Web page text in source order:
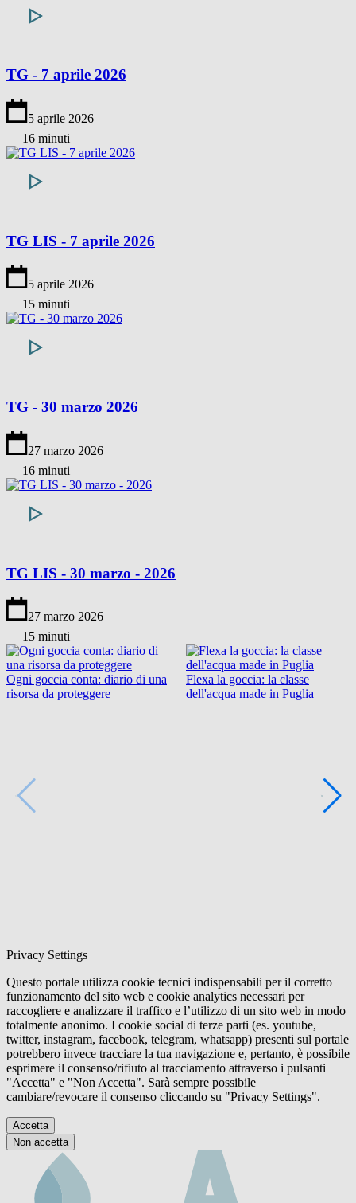
TG - 7 aprile 2026
5 aprile 2026
16 minuti
TG LIS - 7 aprile 2026
5 aprile 2026
15 minuti
TG - 30 marzo 2026
27 marzo 2026
16 minuti
TG LIS - 30 marzo - 2026
27 marzo 2026
15 minuti
Ogni goccia conta: diario di una
risorsa da proteggere
Flexa la goccia: la classe
dell'acqua made in Puglia
Privacy Settings
Questo portale utilizza cookie tecnici indispensabili per il corretto
funzionamento del sito web e cookie analytics necessari per
raccogliere e analizzare il traffico e l’utilizzo di un sito web in modo
totalmente anonimo. I cookie social di terze parti (es. youtube,
twitter, instagram, facebook, telegram, whatsapp) presenti sul portale
potrebbero invece tracciare la tua navigazione e, pertanto, è possibile
esprimere il consenso/rifiuto al tracciamento attraverso i pulsanti
"Accetta" e "Non Accetta". Sarà sempre possibile
cambiare/revocare il consenso cliccando su "Privacy Settings".
Accetta
Non accetta